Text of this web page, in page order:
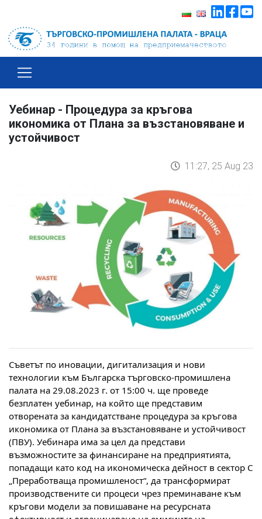
Уебинар - Процедура за кръгова
икономика от Плана за възстановяване и
устойчивост
11:27, 25 Aug 23
Съветът по иновации, дигитализация и нови
технологии към Българска търговско-промишлена
палата на 29.08.2023 г. от 15:00 ч. ще проведе
безплатен уебинар, на който ще представим
отворената за кандидатстване процедура за кръгова
икономика от Плана за възстановяване и устойчивост
(ПВУ). Уебинара има за цел да представи
възможностите за финансиране на предприятията,
попадащи като код на икономическа дейност в сектор С
„Преработваща промишленост“, да трансформират
производствените си процеси чрез преминаване към
кръгови модели за повишаване на ресурсната